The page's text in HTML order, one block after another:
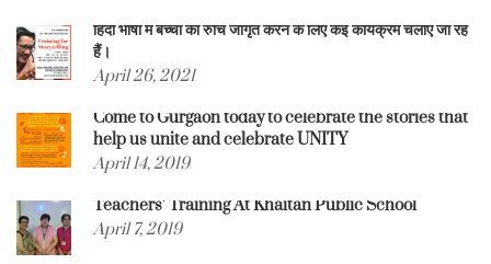
हिंदी भाषा में बच्चों की रुचि जागृत करने के लिए कई कार्यक्रम चलाए जा रहे
हैं।
April 26, 2021
Come to Gurgaon today to celebrate the stories that
help us unite and celebrate UNITY
April 14, 2019
Teachers’ Training At Khaitan Public School
April 7, 2019